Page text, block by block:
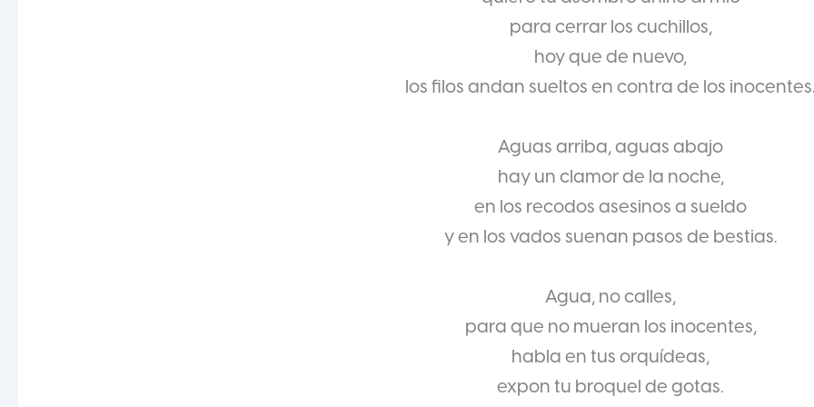
para cerrar los cuchillos,
hoy que de nuevo,
los filos andan sueltos en contra de los
Aguas arriba, aguas abajo
hay un clamor de la noche,
en los recodos asesinos a sueldo
y en los vados suenan pasos de bestias.
Agua, no calles,
para que no mueran los inocentes,
habla en tus orquídeas,
expon tu broquel de gotas.